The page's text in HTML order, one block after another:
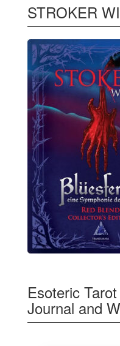
STROKER
Esoteric
Journal and